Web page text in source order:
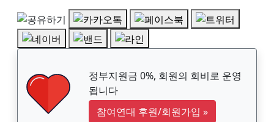
정부지원금 0%, 회원의 회비로 운영
됩니다
참여연대 후원/회원가입 »